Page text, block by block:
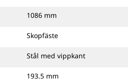
1086 mm
Skopfäste
Stål med vippkant
193.5 mm